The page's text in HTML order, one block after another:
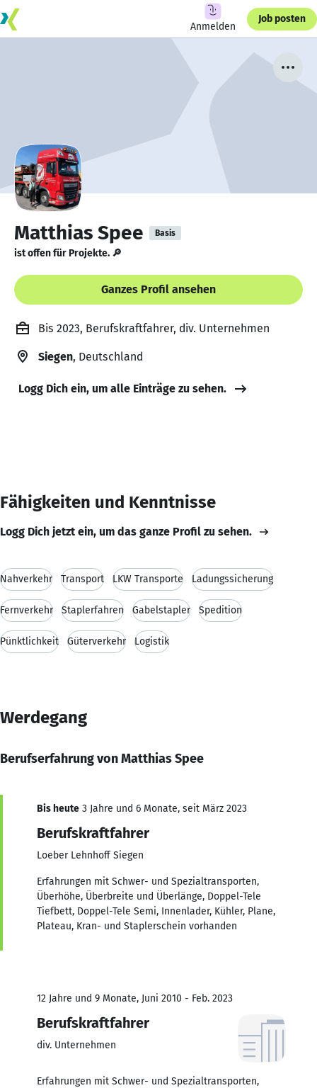
Anmelden
Job posten
Matthias Spee Basis
ist offen für Projekte. 🔎
Ganzes Profil ansehen
Bis 2023, Berufskraftfahrer, div. Unternehmen
Siegen, Deutschland
Logg Dich ein, um alle Einträge zu sehen.
Fähigkeiten und Kenntnisse
Logg Dich jetzt ein, um das ganze Profil zu sehen.
Nahverkehr Transport LKW Transporte Ladungssicherung
Fernverkehr Staplerfahren Gabelstapler Spedition
Pünktlichkeit Güterverkehr Logistik
Werdegang
Berufserfahrung von Matthias Spee
Bis heute 3 Jahre und 6 Monate, seit März 2023
Berufskraftfahrer
Loeber Lehnhoff Siegen
Erfahrungen mit Schwer- und Spezialtransporten,
Überhöhe, Überbreite und Überlänge, Doppel-Tele
Tiefbett, Doppel-Tele Semi, Innenlader, Kühler, Plane,
Plateau, Kran- und Staplerschein vorhanden
12 Jahre und 9 Monate, Juni 2010 - Feb. 2023
Berufskraftfahrer
div. Unternehmen
Erfahrungen mit Schwer- und Spezialtransporten,